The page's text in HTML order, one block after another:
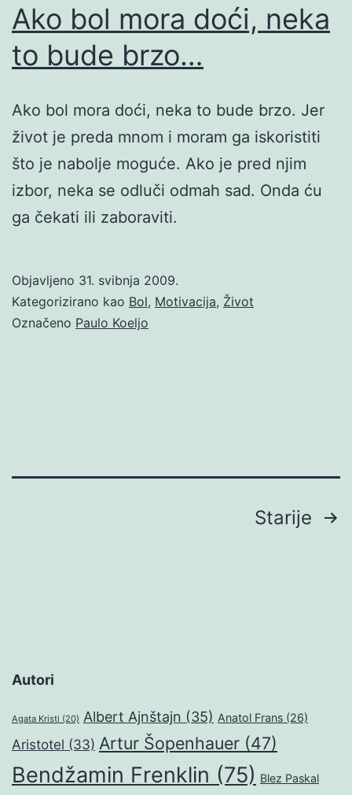
Ako bol mora doći, neka
to bude brzo…
Ako bol mora doći, neka to bude brzo. Jer
život je preda mnom i moram ga iskoristiti
što je nabolje moguće. Ako je pred njim
izbor, neka se odluči odmah sad. Onda ću
ga čekati ili zaboraviti.
Objavljeno 31. svibnja 2009.
Kategorizirano kao Bol, Motivacija, Život
Označeno Paulo Koeljo
Starije
Autori
Agata Kristi (20) Albert Ajnštajn (35) Anatol Frans (26)
Aristotel (33) Artur Šopenhauer (47)
Bendžamin Frenklin (75) Blez Paskal